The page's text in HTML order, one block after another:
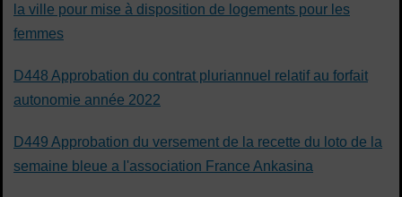
la ville pour mise à disposition de logements pour les
femmes
D448 Approbation du contrat pluriannuel relatif au forfait
autonomie année 2022
D449 Approbation du versement de la recette du loto de la
semaine bleue a l'association France Ankasina